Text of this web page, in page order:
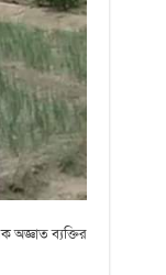
অজ্ঞাত ব্যক্তির